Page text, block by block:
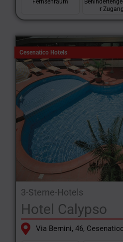
Fernsehraum
r Zugang
Cesenatico Hotels
3-Sterne-Hotels
Hotel Calypso
Via Bernini, 46,